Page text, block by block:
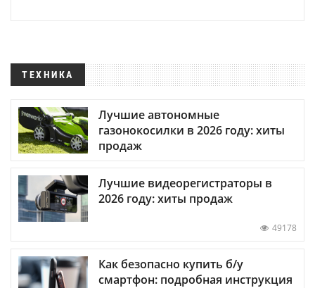
ТЕХНИКА
Лучшие автономные
газонокосилки в 2026 году: хиты
продаж
Лучшие видеорегистраторы в
2026 году: хиты продаж
49178
Как безопасно купить б/у
смартфон: подробная инструкция